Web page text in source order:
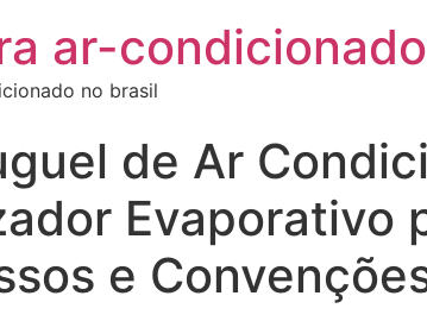
ar-condicionado
no brasil
de Ar
Evaporativo
e